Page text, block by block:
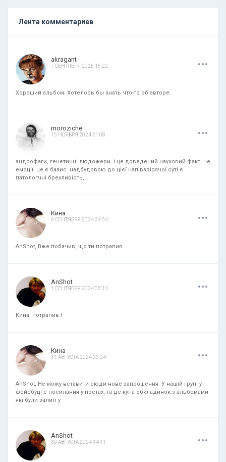
Лента комментариев
akragant
7 СЕНТЯБРЯ 2025 15:22 ...
Хороший альбом. Хотелось бы знать что-то об авторе.
moroziche
15 НОЯБРЯ 2024 21:08 ...
андрофаги, генетичні людожери. і це доведений науковий факт, не
емоції. це є базис. надбудовою до цієї напівзвірячої суті є
патологчні брехливість,
Кина
9 СЕНТЯБРЯ 2024 21:04 ...
AnShot, Вже побачив, що ти потрапив
AnShot
1 СЕНТЯБРЯ 2024 08:13 ...
Кина, потрапив.!
Кина
31 АВГУСТА 2024 23:24 ...
AnShot, Не можу вставити сюди нове запрошення. У нашій групі у
фейсбуці є посилання у постах, та де купа обкладинок з альбомами
які були залиті у
AnShot
30 АВГУСТА 2024 14:11 ...